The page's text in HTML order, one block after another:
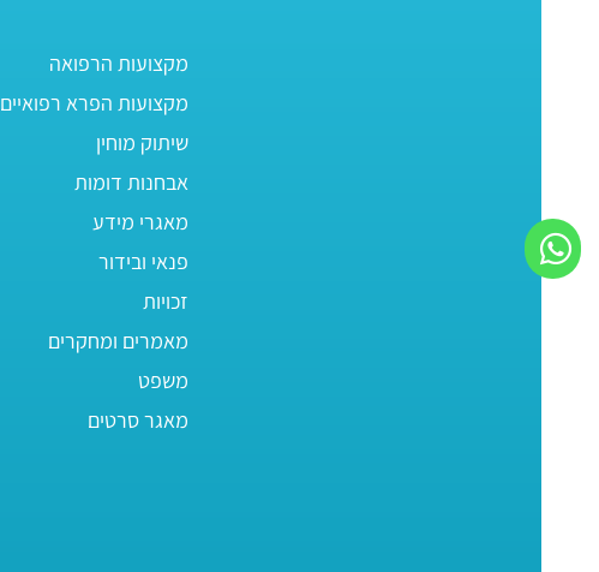
מקצועות הרפואה
מקצועות הפרא רפואיים
שיתוק מוחין
אבחנות דומות
מאגרי מידע
פנאי ובידור
זכויות
מאמרים ומחקרים
משפט
מאגר סרטים